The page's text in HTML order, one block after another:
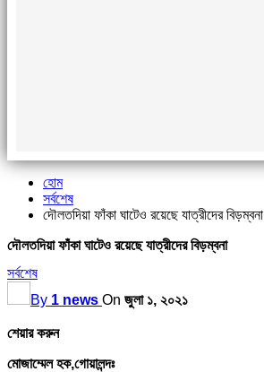
হোম
সর্বশেষ
দৌলতদিয়া ফাঁকা ঘাটেও রয়েছে যাত্রীদের বিড়ম্বনা
দৌলতদিয়া ফাঁকা ঘাটেও রয়েছে যাত্রীদের বিড়ম্বনা
সর্বশেষ
By 1 news On জুলা ১, ২০২১
শেয়ার করুন
মোজাম্মেল হক,গোয়ালন্দঃ